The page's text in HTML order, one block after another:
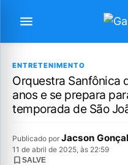
ENTRETENIMENTO
Orquestra Sanfônica
anos e se prepara
temporada de São
Publicado por Jacson
11 de abril de 2025, às 22:59
SALVE